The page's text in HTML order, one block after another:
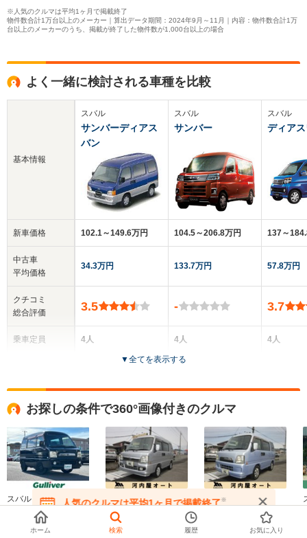
※人気のクルマは平均1ヶ月で掲載終了
物件数合計1万台以上のメーカー｜算出データ期間：2024年9月～11月｜内容：物件数合計1万
台以上のメーカーのうち、掲載が終了した物件数が1,000台以上の場合
よく一緒に検討される車種を比較
基本情報
新車価格
中古車
平均価格
クチコミ
総合評価
乗車定員
サイズ
(全長x全幅x全高)
スバル
サンバーディアス
バン
102.1～149.6万円
34.3万円
3.5
4人
1.91m
全幅
1.48m
全長
3.4m
スバル
サンバー
104.5～206.8万円
133.7万円
-
4人
5ドア
全高
1.89m
全幅
1.48m
全長
3.4m
スバル
ディア
137～
57.8万円
3.7
4人
▼全てを表示する
お探しの条件で360°画像付きのクルマ
スバル
サンバーディアス
ワゴン 660 ス…
スバル
サンバーディアス
ワゴン 660 ス…
スバル
サンバーディアス
ワゴン 660 ス…
人気のクルマは平均1ヶ月で掲載終了※
在庫が無くなる前にお問い合わせください
ホーム 検索 履歴 お気に入り